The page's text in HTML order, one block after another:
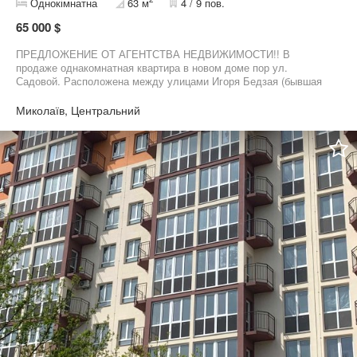
65 000 $
ПРЕДЛОЖЕНИЕ ОТ АГЕНТСТВА НЕДВИЖИМОСТИ!! В
продаже однакомнатная квартира в новом доме пор ул.
Садовой. Расположена между улицами Игоря Бедзая (бывшая
метров и 26 метровая комната. Автономное отопление, балкон и
лоджия. Комфортный средний этаж. Квартира только после
капитального ремонта. Переписок не веду, звоните!
Миколаїв, Центральний